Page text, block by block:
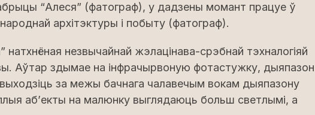
“Алеся” (фатограф), у дадзены момант працуе ў
архітэктуры i побыту (фатограф).
незвычайнай жэлацінава-срэбнай тэхналогіяй
Аўтар здымае на інфрачырвоную фотастужку, дыяпазон
за межы бачнага чалавечым вокам дыяпазону
аб’екты на малюнку выглядаюць больш светлымі, а